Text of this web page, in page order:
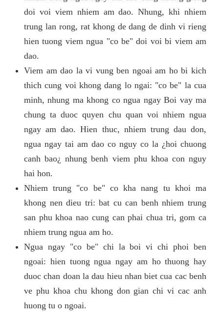
doi voi viem nhiem am dao. Nhung, khi nhiem
trung lan rong, rat khong de dang de dinh vi rieng
hien tuong viem ngua "co be" doi voi bi viem am
dao.
Viem am dao la vi vung ben ngoai am ho bi kich
thich cung voi khong dang lo ngai: "co be" la cua
minh, nhung ma khong co ngua ngay Boi vay ma
chung ta duoc quyen chu quan voi nhiem ngua
ngay am dao. Hien thuc, nhiem trung dau don,
ngua ngay tai am dao co nguy co la ¿hoi chuong
canh bao¿ nhung benh viem phu khoa con nguy
hai hon.
Nhiem trung "co be" co kha nang tu khoi ma
khong nen dieu tri: bat cu can benh nhiem trung
san phu khoa nao cung can phai chua tri, gom ca
nhiem trung ngua am ho.
Ngua ngay "co be" chi la boi vi chi phoi ben
ngoai: hien tuong ngua ngay am ho thuong hay
duoc chan doan la dau hieu nhan biet cua cac benh
ve phu khoa chu khong don gian chi vi cac anh
huong tu o ngoai.